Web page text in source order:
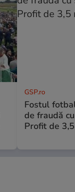
GSP.ro
Fostul
de fraudă
Profit de